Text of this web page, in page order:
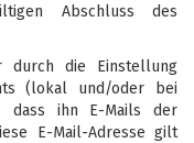
Abschluss des
durch die Einstellung
(lokal und/oder bei
dass ihn E-Mails der
E-Mail-Adresse gilt